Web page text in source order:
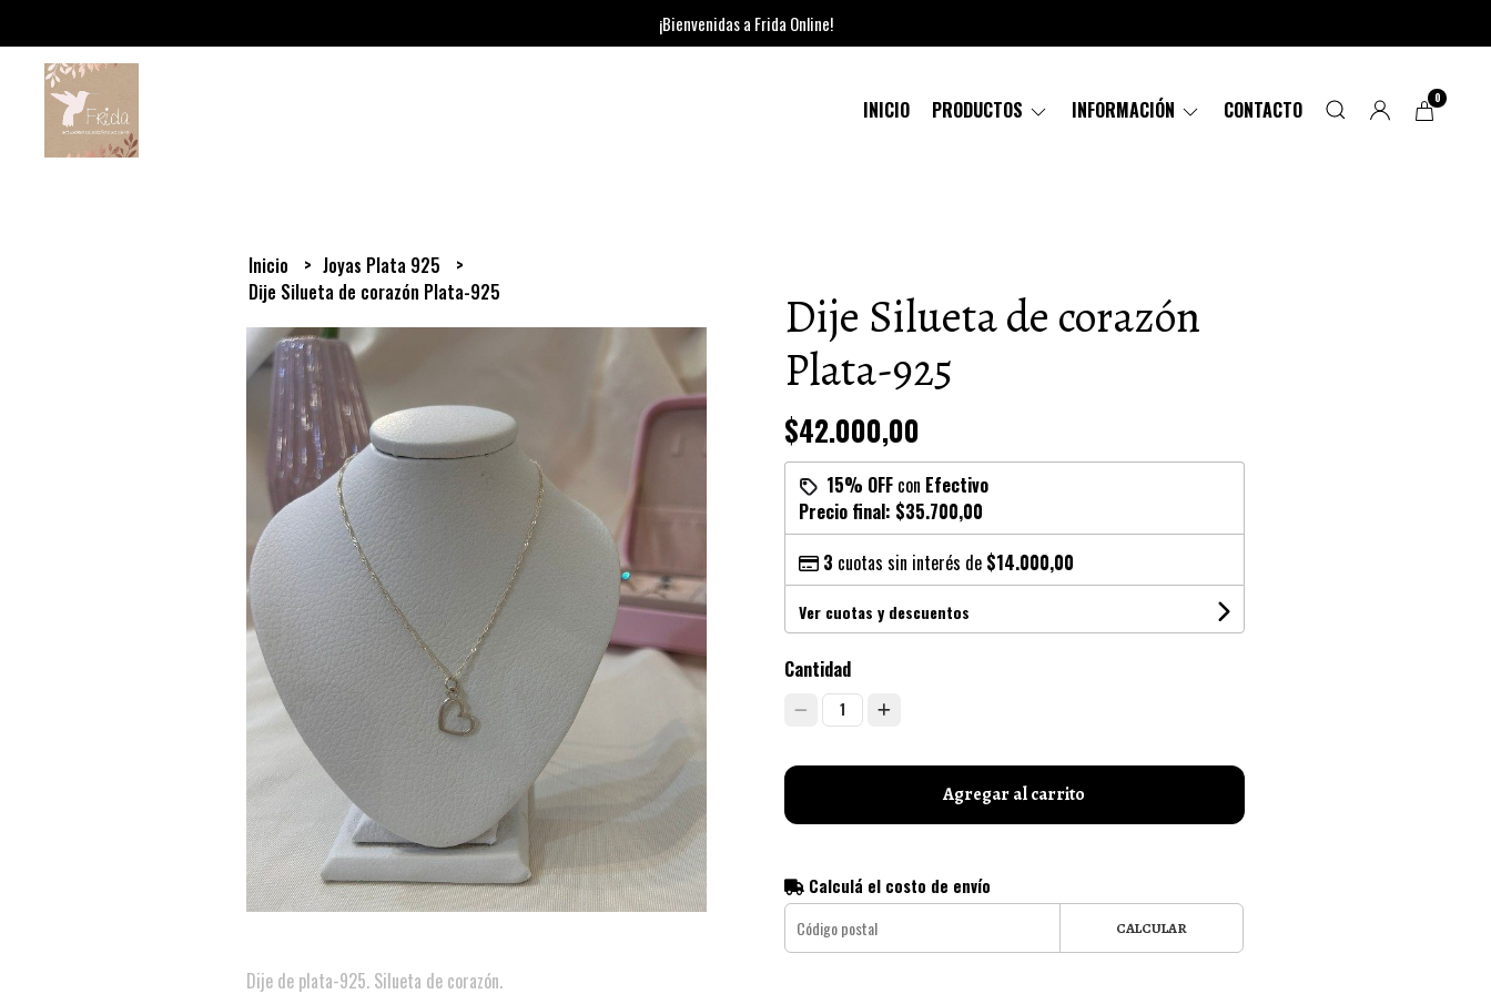
¡Bienvenidas a Frida Online!
INICIO PRODUCTOS INFORMACIÓN CONTACTO 0
Inicio
Joyas Plata 925
Dije Silueta de corazón Plata-925
Dije de plata-925. Silueta de corazón.
Dije Silueta de corazón
Plata-925
$42.000,00
15% OFFcon Efectivo
Precio final: $35.700,00
3 cuotas sin interés de $14.000,00
Ver cuotas y descuentos
Cantidad
1
Agregar al carrito
Calculá el costo de envío
CALCULAR